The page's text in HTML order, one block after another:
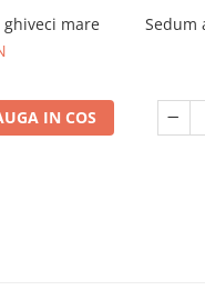
mare
IN COS
Sedum